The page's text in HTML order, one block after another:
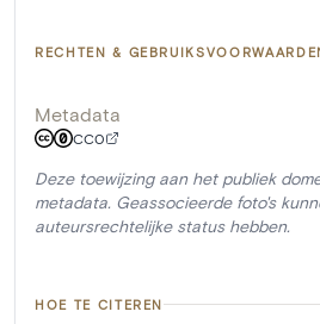
RECHTEN &
Metadata
CC0
Deze toewijzing aan het publiek
metadata. Geassocieerde foto's
auteursrechtelijke status hebben.
HOE TE CITEREN